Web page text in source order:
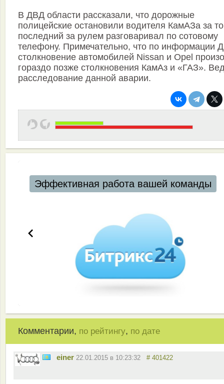
В ДВД области рассказали, что дорожные
полицейские остановили водителя КамАЗа за
последний за рулем разговаривал по сотовому
телефону. Примечательно, что по информации
столкновение автомобилей Nissan и Opel
гораздо позже столкновения КамАз и «ГАЗ».
расследование данной аварии.
Эффективная работа вашей команды
Комментарии, по рейтингу, по дате
einer 22.01.2015 в 10:23:32 # 401422